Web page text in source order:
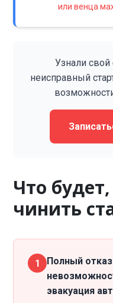
или венца
Узнали
неисправный
Что
чинить
1
Полный
эвакуация